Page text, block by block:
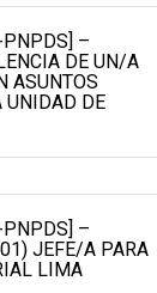
–
DE UN/A
ASUNTOS
UNIDAD DE
–
JEFE/A PARA
LIMA